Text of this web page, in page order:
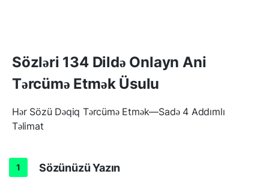
Sözləri 134 Dildə Onlayn Ani
Tərcümə Etmək Üsulu
Hər Sözü Dəqiq Tərcümə Etmək—Sadə 4 Addımlı
Təlimat
Sözünüzü Yazın